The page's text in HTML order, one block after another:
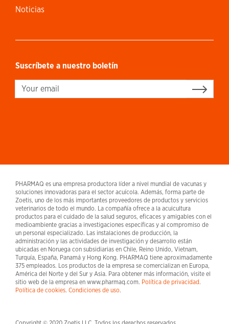
Noticias
Suscríbete a nuestro boletín
Sign up
PHARMAQ es una empresa productora líder a nivel mundial de vacunas y
soluciones innovadoras para el sector acuícola. Además, forma parte de
Zoetis, uno de los más importantes proveedores de productos y servicios
veterinarios de todo el mundo. La compañía ofrece a la acuicultura
productos para el cuidado de la salud seguros, eficaces y amigables con el
medioambiente gracias a investigaciones específicas y al compromiso de
un personal especializado. Las instalaciones de producción, la
administración y las actividades de investigación y desarrollo están
ubicadas en Noruega con subsidiarias en Chile, Reino Unido, Vietnam,
Turquía, España, Panamá y Hong Kong. PHARMAQ tiene aproximadamente
375 empleados. Los productos de la empresa se comercializan en Europa,
América del Norte y del Sur y Asia. Para obtener más información, visite el
sitio web de la empresa en www.pharmaq.com. Política de privacidad.
Política de cookies. Condiciones de uso.